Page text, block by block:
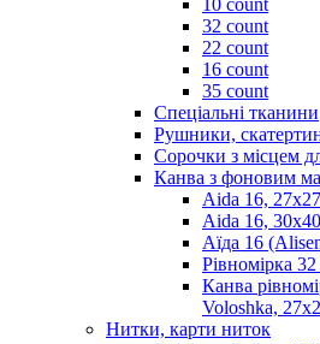
32 count
22 count
16 count
35 count
Спеціальні тканини
Рушники,
Сорочки з місцем
Канва з фоновим
Aida 16,
Aida 16,
Аїда 16
Рівномірка
Канва
Voloshka,
Нитки, карти ниток